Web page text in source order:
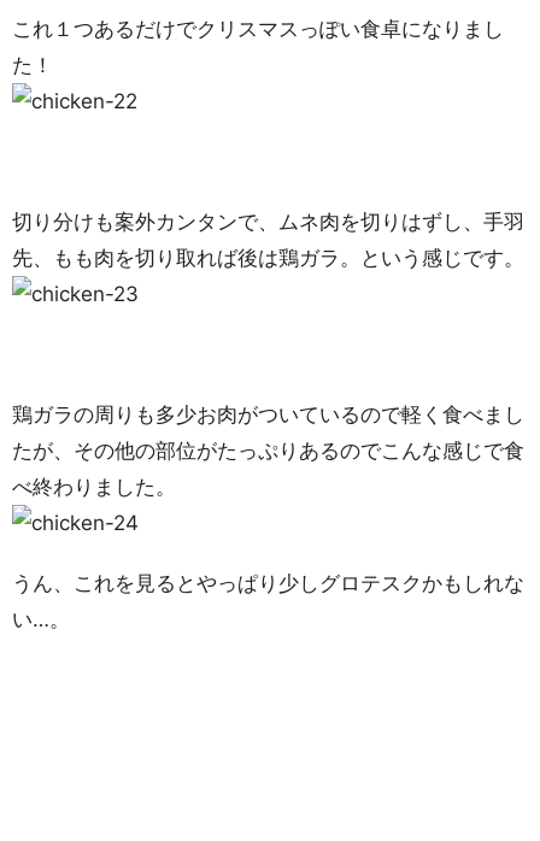
これ１つあるだけでクリスマスっぽい食卓になりまし
た！
切り分けも案外カンタンで、ムネ肉を切りはずし、手羽
先、もも肉を切り取れば後は鶏ガラ。という感じです。
鶏ガラの周りも多少お肉がついているので軽く食べまし
たが、その他の部位がたっぷりあるのでこんな感じで食
べ終わりました。
うん、これを見るとやっぱり少しグロテスクかもしれな
い…。